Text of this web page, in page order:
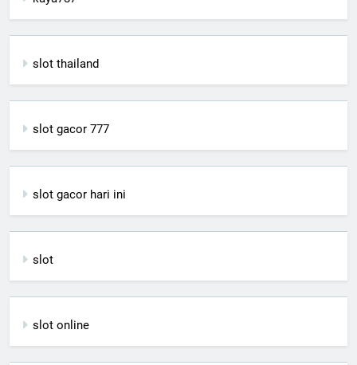
slot thailand
slot gacor 777
slot gacor hari ini
slot
slot online